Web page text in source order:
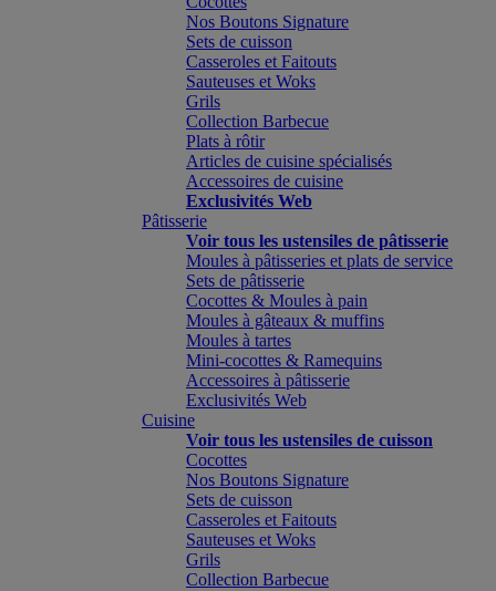
Nos Boutons Signature
Sets de cuisson
Casseroles et Faitouts
Sauteuses et Woks
Grils
Collection Barbecue
Plats à rôtir
Articles de cuisine spécialisés
Accessoires de cuisine
Exclusivités Web
Pâtisserie
Voir tous les ustensiles de pâtisserie
Moules à pâtisseries et plats de service
Sets de pâtisserie
Cocottes & Moules à pain
Moules à gâteaux & muffins
Moules à tartes
Mini-cocottes & Ramequins
Accessoires à pâtisserie
Exclusivités Web
Cuisine
Voir tous les ustensiles de cuisson
Cocottes
Nos Boutons Signature
Sets de cuisson
Casseroles et Faitouts
Sauteuses et Woks
Grils
Collection Barbecue